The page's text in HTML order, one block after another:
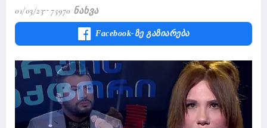
01/03/23 75970 Ნახვა
Facebook-Ზე Გაზიარება